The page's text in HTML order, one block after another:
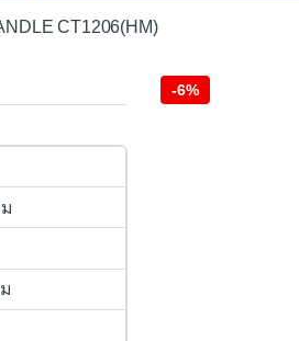
CT1206(HM)
-6%